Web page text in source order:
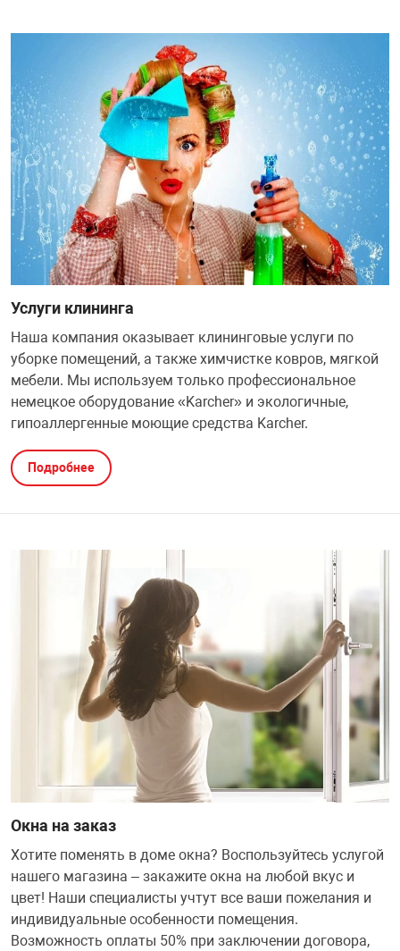
Услуги клининга
Наша компания оказывает клининговые услуги по
уборке помещений, а также химчистке ковров, мягкой
мебели. Мы используем только профессиональное
немецкое оборудование «Karcher» и экологичные,
гипоаллергенные моющие средства Karcher.
Подробнее
Окна на заказ
Хотите поменять в доме окна? Воспользуйтесь услугой
нашего магазина – закажите окна на любой вкус и
цвет! Наши специалисты учтут все ваши пожелания и
индивидуальные особенности помещения.
Возможность оплаты 50% при заключении договора,